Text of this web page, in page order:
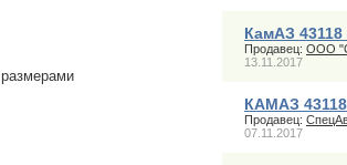
КамАЗ 43118
Продавец: ООО
13.11.2017
КАМАЗ
Продавец:
07.11.2017